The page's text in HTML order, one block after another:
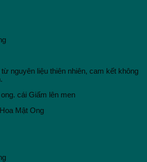
nguyên liệu thiên nhiên, cam kết không
cái Giấm lên men
Mật Ong